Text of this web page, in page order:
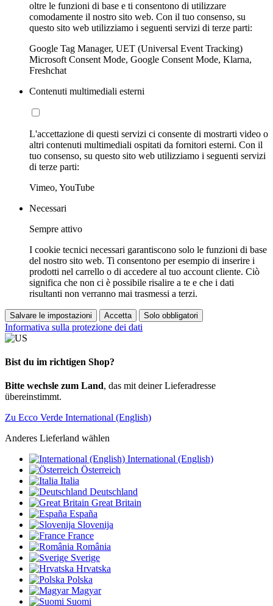
oltre le funzioni di base e ti consentono di utilizzare
comodamente il nostro sito web. Con il tuo consenso, su
questo sito web utilizziamo i seguenti servizi di terze parti:
Google Tag Manager, UET (Universal Event Tracking)
Microsoft Consent Mode, Google Consent Mode, Klarna,
Freshchat
Contenuti multimediali esterni
L'accettazione di questi servizi ci consente di mostrarti video o
altri contenuti multimediali ospitati da fornitori esterni. Con il
tuo consenso, su questo sito web utilizziamo i seguenti servizi
di terze parti:
Vimeo, YouTube
Necessari
Sempre attivo
I cookie tecnici necessari garantiscono solo le funzioni di base
del nostro sito web. Ti consentono per esempio di inserire i
prodotti nel carrello o di accedere al tuo account cliente. Ciò
significa che non ci è possibile risalire a te e che i dati
risultanti non verranno mai trasmessi a terzi.
Salvare le impostazioni Accetta Solo obbligatori
Informativa sulla protezione dei dati
Bist du im richtigen Shop?
Bitte wechsle zum Land, das mit deiner Lieferadresse
übereinstimmt.
Zu Ecco Verde International (English)
Anderes Lieferland wählen
International (English)
Österreich
Italia
Deutschland
Great Britain
España
Slovenija
France
România
Sverige
Hrvatska
Polska
Magyar
Suomi